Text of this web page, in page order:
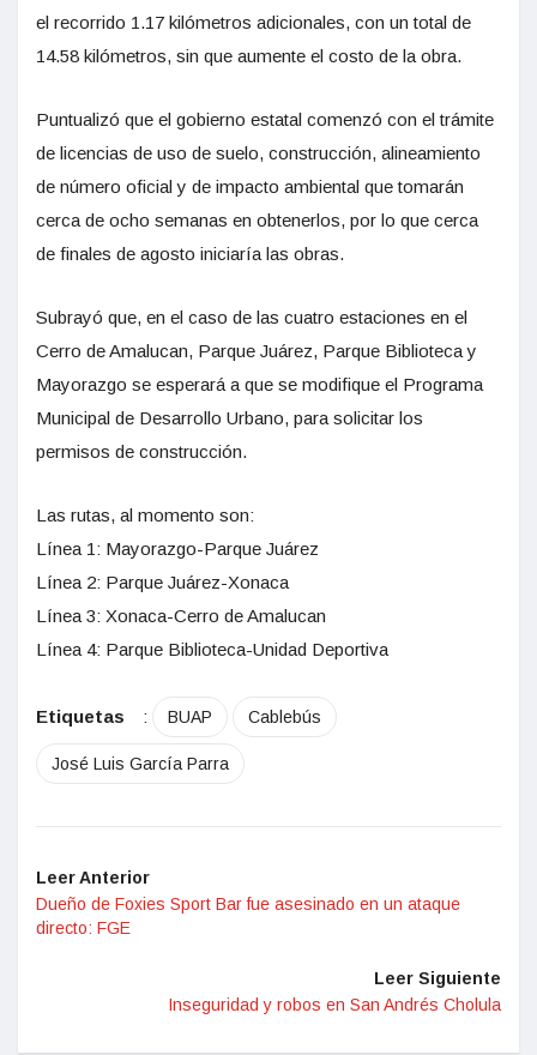
el recorrido 1.17 kilómetros adicionales, con un total de
14.58 kilómetros, sin que aumente el costo de la obra.
Puntualizó que el gobierno estatal comenzó con el trámite
de licencias de uso de suelo, construcción, alineamiento
de número oficial y de impacto ambiental que tomarán
cerca de ocho semanas en obtenerlos, por lo que cerca
de finales de agosto iniciaría las obras.
Subrayó que, en el caso de las cuatro estaciones en el
Cerro de Amalucan, Parque Juárez, Parque Biblioteca y
Mayorazgo se esperará a que se modifique el Programa
Municipal de Desarrollo Urbano, para solicitar los
permisos de construcción.
Las rutas, al momento son:
Línea 1: Mayorazgo-Parque Juárez
Línea 2: Parque Juárez-Xonaca
Línea 3: Xonaca-Cerro de Amalucan
Línea 4: Parque Biblioteca-Unidad Deportiva
Etiquetas : BUAP Cablebús
José Luis García Parra
Leer Anterior
Dueño de Foxies Sport Bar fue asesinado en un ataque
directo: FGE
Leer Siguiente
Inseguridad y robos en San Andrés Cholula